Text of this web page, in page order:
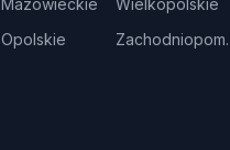
Mazowieckie
Opolskie
Wielkopolskie
Zachodniopom.